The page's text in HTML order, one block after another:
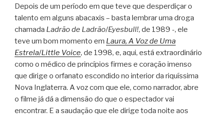
Depois de um período em que teve que desperdiçar o
talento em alguns abacaxis – basta lembrar uma droga
chamada Ladrão de Ladrão/Eyesbull!, de 1989 -, ele
teve um bom momento em Laura, A Voz de Uma
Estrela/Little Voice, de 1998, e, aqui, está extraordinário
como o médico de princípios firmes e coração imenso
que dirige o orfanato escondido no interior da riquíssima
Nova Inglaterra. A voz com que ele, como narrador, abre
o filme já dá a dimensão do que o espectador vai
encontrar. E a saudação que ele dirige toda noite aos